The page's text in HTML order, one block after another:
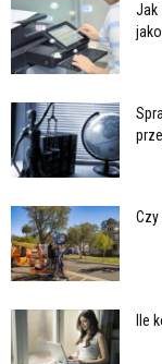
Jak
Ile